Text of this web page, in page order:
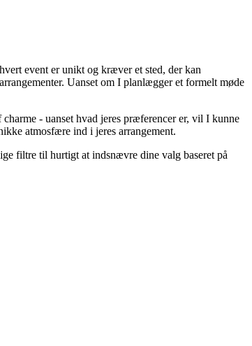
event er unikt og kræver et sted, der kan
Uanset om I planlægger et formelt møde
- uanset hvad jeres præferencer er, vil I kunne
atmosfære ind i jeres arrangement.
filtre til hurtigt at indsnævre dine valg baseret på